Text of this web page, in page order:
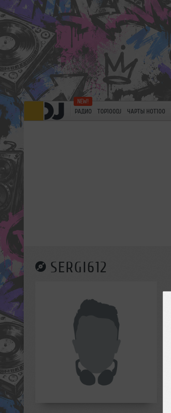
РАДИО TOP100DJ ЧАРТЫ HOT100
SERGI612